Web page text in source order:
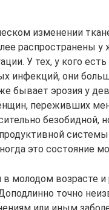
изменении
распространены
У тех, у кого
инфекций, они
бывает эрозия у
переживших
безобидной,
это состояние
молодом возрасте
точно